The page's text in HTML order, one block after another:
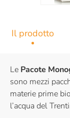
Il prodotto
Le Pacote
sono mezzi
materie prime
l’acqua del